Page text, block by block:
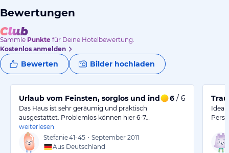
Bewertungen
Sammle Punkte für Deine Hotelbewertung.
Kostenlos anmelden
Bewerten Bilder hochladen
Urlaub vom Feinsten, sorglos und individuell
6 / 6
Das Haus ist sehr geräumig und praktisch
ausgestattet. Problemlos können hier 6-7…
weiterlesen
Stefanie41-45 • September 2011
Aus Deutschland